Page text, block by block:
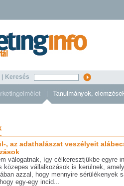
Keresés
, az adathalászat veszélyeit
válogatnak, így célkeresztjükbe egyre
közepes vállalkozások is kerülnek,
azzal, hogy mennyire sérülékenyek
egy-egy incid...